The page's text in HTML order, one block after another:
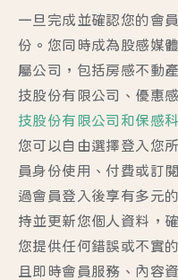
一旦完成並確認您的會
份。您同時成為股感媒
屬公司，包括房感不動
技股份有限公司、優惠
技股份有限公司和保感
您可以自由選擇登入您
員身份使用、付費或訂
過會員登入後享有多元
持並更新您個人資料，
您提供任何錯誤或不實
且即時會員服務、內容